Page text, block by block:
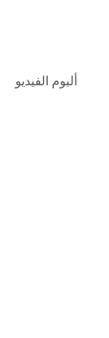
ألبوم الفيديو